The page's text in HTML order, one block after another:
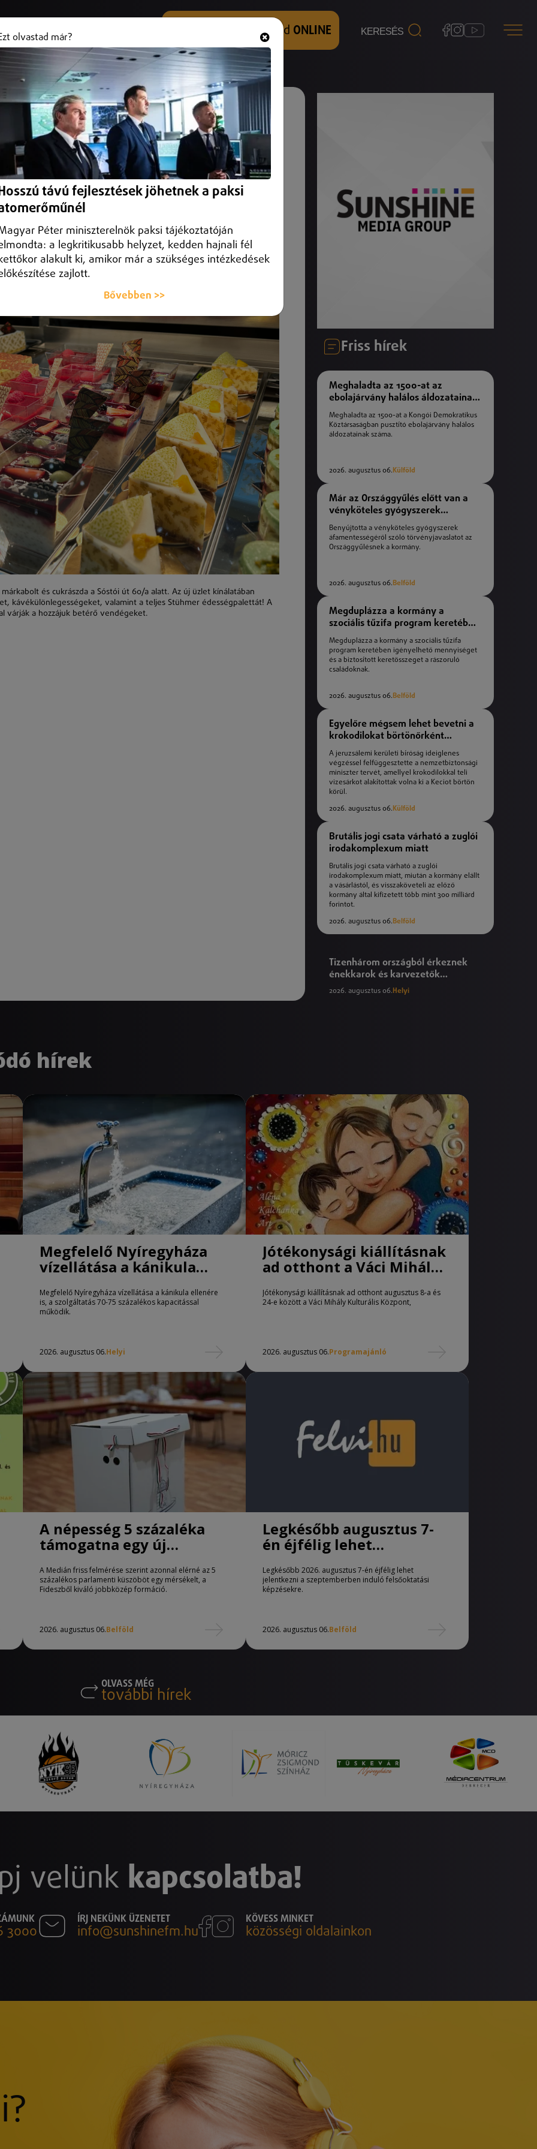
+36 (20) 316 3000 Hallgasd és nézd ONLINE
és cukrászda nyílt Nyíregyházán
és cukrászda a Sóstói út 60/a alatt. Az új üzlet kínálatában
kávékülönlegességeket, valamint a teljes Stühmer édességpalettát!
várják a hozzájuk betérő vendégeket.
és cukrászda a Sóstói út 60/a alatt. Az új üzlet kínálatában
kávékülönlegességeket, valamint a teljes Stühmer édességpalettát! A
várják a hozzájuk betérő vendégeket.
Friss hírek
Meghaladta az 1500-at az
ebolajárvány halálos áldozatainak
száma
Meghaladta az 1500-at a Kongói Demokratikus
Köztársaságban pusztító ebolajárvány halálos
áldozatainak száma.
2026. augusztus 06. Külföld
Már az Országgyűlés előtt van a
vényköteles gyógyszerek
áfamentességéről szóló
törvényjavaslat
Benyújtotta a vényköteles gyógyszerek
áfamentességéről szóló törvényjavaslatot az
Országgyűlésnek a kormány.
2026. augusztus 06.Belföld
Megduplázza a kormány a
szociális tűzifa program keretében
igényelhető mennyiséget
Megduplázza a kormány a szociális tűzifa
program keretében igényelhető mennyiséget
és a biztosított keretösszeget a rászoruló
családoknak.
2026. augusztus 06.Belföld
Egyelőre mégsem lehet bevetni a
krokodilokat börtönőrként
Izraelben
A jeruzsálemi kerületi bíróság ideiglenes
végzéssel felfüggesztette a nemzetbiztonsági
miniszter tervét, amellyel krokodilokkal teli
vizesárkot alakítottak volna ki a Keciot börtön
körül.
2026. augusztus 06. Külföld
Brutális jogi csata várható a zuglói
irodakomplexum miatt
Brutális jogi csata várható a zuglói
irodakomplexum miatt, miután a kormány elállt
a vásárlástól, és visszaköveteli az előző
kormány által kifizetett több mint 300 milliárd
forintot.
2026. augusztus 06.Belföld
Tizenhárom országból érkeznek
énekkarok és karvezetők
Nyíregyházára
2026. augusztus 06. Helyi
hírek
Megfelelő Nyíregyháza
vízellátása a kánikula
Megfelelő Nyíregyháza vízellátása a kánikula ellenére
is, a szolgáltatás 70-75 százalékos kapacitással
működik.
2026. augusztus 06.Helyi
Jótékonysági kiállításnak
ad otthont a Váci Mihály
Jótékonysági kiállításnak ad otthont augusztus 8-a és
24-e között a Váci Mihály Kulturális Központ,
2026. augusztus 06.Programajánló
A népesség 5 százaléka
támogatna egy új
jobbközép pártot
A Medián friss felmérése szerint azonnal elérné az 5
százalékos parlamenti küszöböt egy mérsékelt, a
Fideszből kiváló jobbközép formáció.
2026. augusztus 06.Belföld
Legkésőbb augusztus 7-
én éjfélig lehet
jelentkezni a pótfelvételi
eljárásban
Legkésőbb 2026. augusztus 7-én éjfélig lehet
jelentkezni a szeptemberben induló felsőoktatási
képzésekre.
2026. augusztus 06.Belföld
OLVASS MÉG
további hírek
velünk kapcsolatba!
3000
ÍRJ NEKÜNK ÜZENETET
info@sunshinefm.hu
KÖVESS MINKET
közösségi oldalainkon
olvastad már?
Hosszú távú fejlesztések jöhetnek a paksi
Péter miniszterelnök paksi tájékoztatóján
a legkritikusabb helyzet, kedden hajnali fél
kettőkor alakult ki, amikor már a szükséges intézkedések
zajlott.
Bővebben >>